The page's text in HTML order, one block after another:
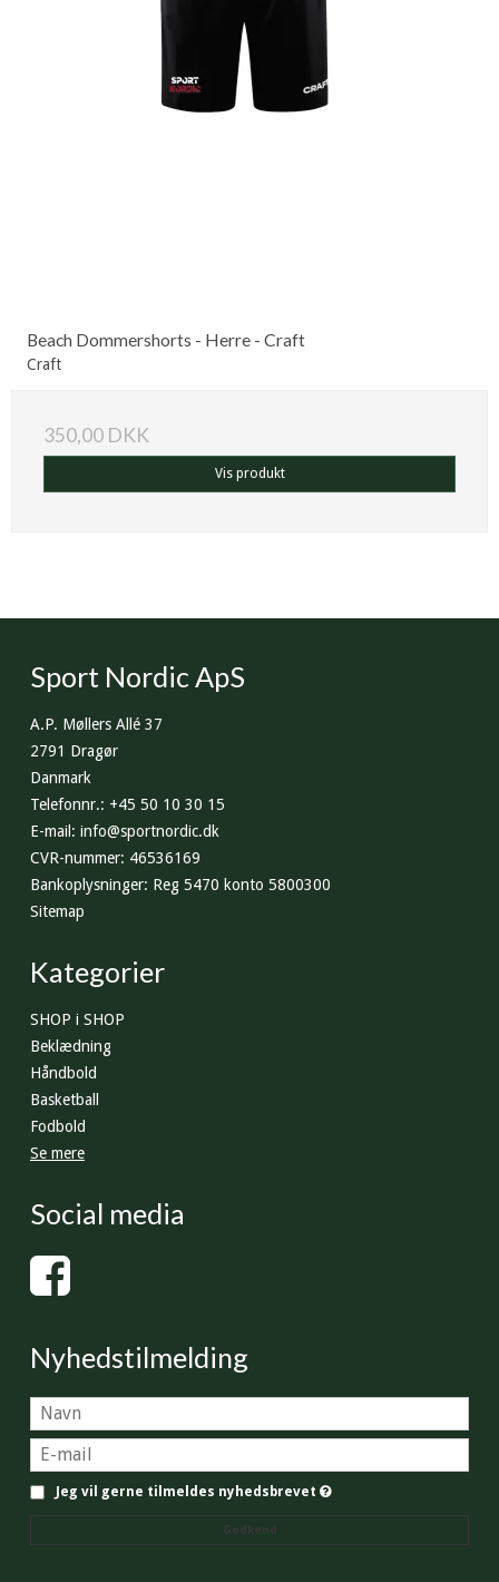
Beach Dommershorts - Herre - Craft
Craft
350,00 DKK
Vis produkt
Sport Nordic ApS
A.P. Møllers Allé 37
2791 Dragør
Danmark
Telefonnr.: +45 50 10 30 15
E-mail : info@sportnordic.dk
CVR-nummer: 46536169
Bankoplysninger: Reg 5470 konto 5800300
Sitemap
Kategorier
SHOP i SHOP
Beklædning
Håndbold
Basketball
Fodbold
Se mere
Social media
Nyhedstilmelding
Jeg vil gerne tilmeldes nyhedsbrevet
Godkend